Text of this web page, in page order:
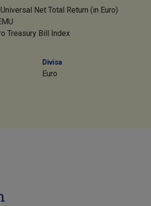
Net Total Return (in Euro)
Treasury Bill Index
Divisa
Euro